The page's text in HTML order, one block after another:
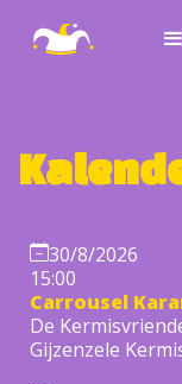
30/8/2026
15:00
Carrousel
De
Gijzenzele